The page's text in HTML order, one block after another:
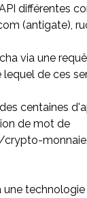
différentes
(antigate),
via une
de ces
centaines
de mot de